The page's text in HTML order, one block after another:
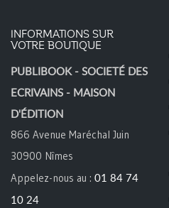
INFORMATIONS SUR
VOTRE BOUTIQUE
PUBLIBOOK - SOCIETÉ DES
ECRIVAINS - MAISON
D'ÉDITION
866 Avenue Maréchal Juin
30900 Nîmes
Appelez-nous au : 01 84 74
10 24